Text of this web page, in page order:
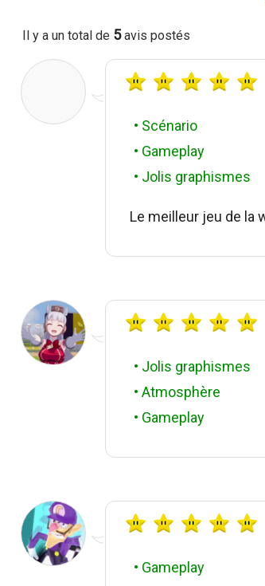
Il y a un total de 5avis postés
• Scénario
• Gameplay
• Jolis graphismes
Le meilleur jeu de la
• Jolis graphismes
• Atmosphère
• Gameplay
• Gameplay